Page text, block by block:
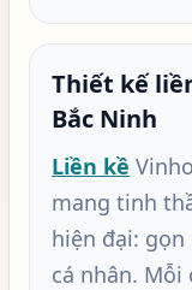
Thiết kế
Bắc Ninh
Liền kề
mang tinh
hiện đại:
cá nhân.